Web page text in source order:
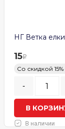
НГ Ветка
15
Со скидкой
-
В
В наличии